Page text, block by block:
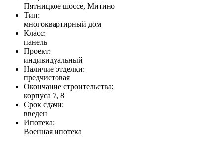
Пятницкое шоссе, Митино
Тип:
многоквартирный дом
Класс:
панель
Проект:
индивидуальный
Наличие отделки:
предчистовая
Окончание строительства:
корпуса 7, 8
Срок сдачи:
введен
Ипотека:
Военная ипотека